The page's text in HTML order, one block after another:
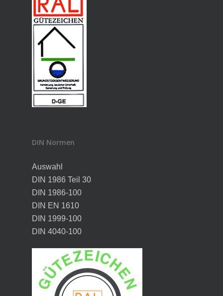
DIN Normen
Auswahl
DIN 1986 Teil 30
DIN 1986-100
DIN EN 1610
DIN 1999-100
DIN 4040-100